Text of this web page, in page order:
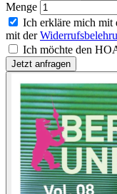
Menge
Ich erkläre mich mit
mit der
Ich möchte den